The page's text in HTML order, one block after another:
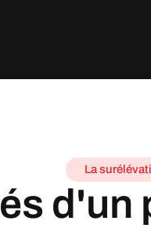
La
d'un